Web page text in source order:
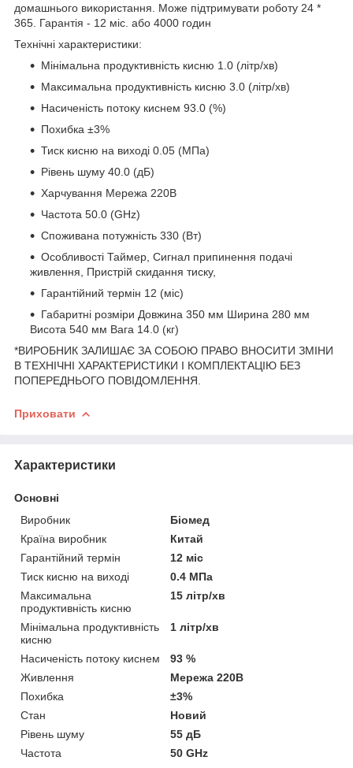
домашнього використання. Може підтримувати роботу 24 *
365. Гарантія - 12 міс. або 4000 годин
Технічні характеристики:
Мінімальна продуктивність кисню 1.0 (літр/хв)
Максимальна продуктивність кисню 3.0 (літр/хв)
Насиченість потоку киснем 93.0 (%)
Похибка ±3%
Тиск кисню на виході 0.05 (МПа)
Рівень шуму 40.0 (дБ)
Харчування Мережа 220В
Частота 50.0 (GHz)
Споживана потужність 330 (Вт)
Особливості Таймер, Сигнал припинення подачі
живлення, Пристрій скидання тиску,
Гарантійний термін 12 (міс)
Габаритні розміри Довжина 350 мм Ширина 280 мм
Висота 540 мм Вага 14.0 (кг)
*ВИРОБНИК ЗАЛИШАЄ ЗА СОБОЮ ПРАВО ВНОСИТИ ЗМІНИ
В ТЕХНІЧНІ ХАРАКТЕРИСТИКИ І КОМПЛЕКТАЦІЮ БЕЗ
ПОПЕРЕДНЬОГО ПОВІДОМЛЕННЯ.
Приховати
Характеристики
Основні
Виробник
Біомед
Країна виробник
Китай
Гарантійний термін
12 міс
Тиск кисню на виході
0.4 МПа
Максимальна
продуктивність кисню
15 літр/хв
Мінімальна продуктивність
кисню
1 літр/хв
Насиченість потоку киснем
93 %
Живлення
Мережа 220В
Похибка
±3%
Стан
Новий
Рівень шуму
55 дБ
Частота
50 GHz